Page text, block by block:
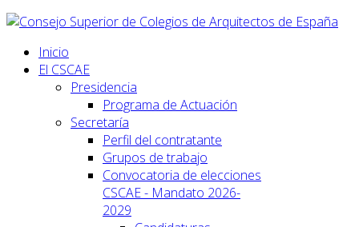
Inicio
El CSCAE
Presidencia
Programa de Actuación
Secretaría
Perfil del contratante
Grupos de trabajo
Convocatoria de elecciones
CSCAE - Mandato 2026-
2029